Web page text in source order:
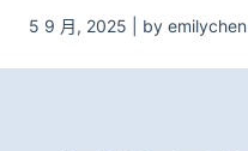
5 9 月, 2025 | by emilychen